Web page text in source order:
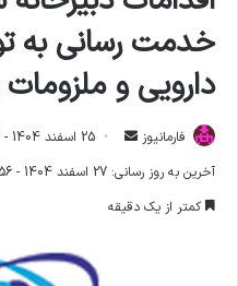
خدمت رسانی به
دارویی و
فارمانیوز
ا
25 اسفند 1404 - 6:46 ب.ظ
آخرین به روز رسانی: 27 اسفند 1404 - 6:56 ب.ظ
کمتر از یک دقیقه